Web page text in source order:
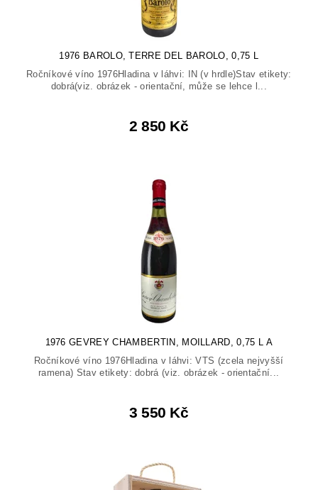
1976 BAROLO, TERRE DEL BAROLO, 0,75 L
Ročníkové víno 1976Hladina v láhvi: IN (v hrdle)Stav etikety:
dobrá(viz. obrázek - orientační, může se lehce l...
2 850 Kč
1976 GEVREY CHAMBERTIN, MOILLARD, 0,75 L A
Ročníkové víno 1976Hladina v láhvi: VTS (zcela nejvyšší
ramena) Stav etikety: dobrá (viz. obrázek - orientační...
3 550 Kč